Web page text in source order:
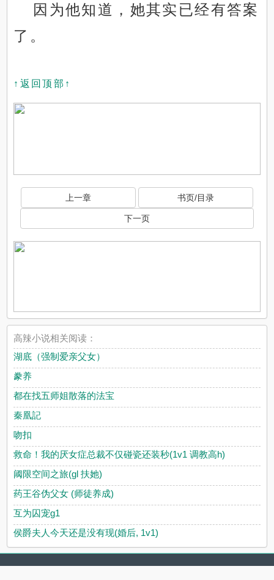
因为他知道，她其实已经有答案
了。
↑返回顶部↑
上一章 书页/目录
下一页
高辣小说相关阅读：
湖底（强制爱亲父女）
豢养
都在找五师姐散落的法宝
秦凰記
吻扣
救命！我的厌女症总裁不仅碰瓷还装秒(1v1 调教高h)
阈限空间之旅(gl 扶她)
药王谷伪父女 (师徒养成)
互为囚宠g1
侯爵夫人今天还是没有现(婚后, 1v1)